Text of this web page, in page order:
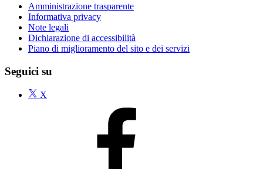
Amministrazione trasparente
Informativa privacy
Note legali
Dichiarazione di accessibilità
Piano di miglioramento del sito e dei servizi
Seguici su
X